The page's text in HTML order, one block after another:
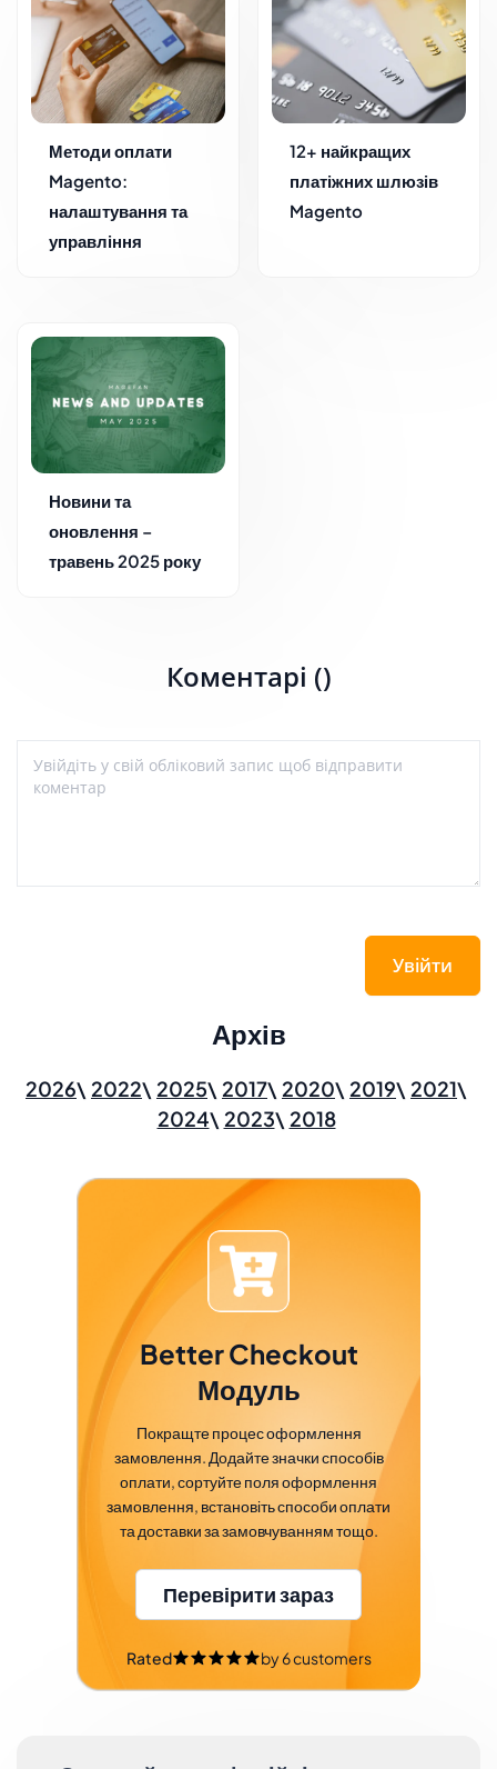
Методи оплати
Magento:
налаштування та
управління
12+ найкращих
платіжних шлюзів
Magento
Новини та
оновлення –
травень 2025 року
Коментарі ()
Увійти
Архів
2026 2022 2025 2017 2020 2019
2021
2024
2023 2018
Better Checkout
Модуль
Покращте процес оформлення
замовлення. Додайте значки способів
оплати, сортуйте поля оформлення
замовлення, встановіть способи оплати
та доставки за замовчуванням тощо.
Перевірити зараз
Rated by6customers